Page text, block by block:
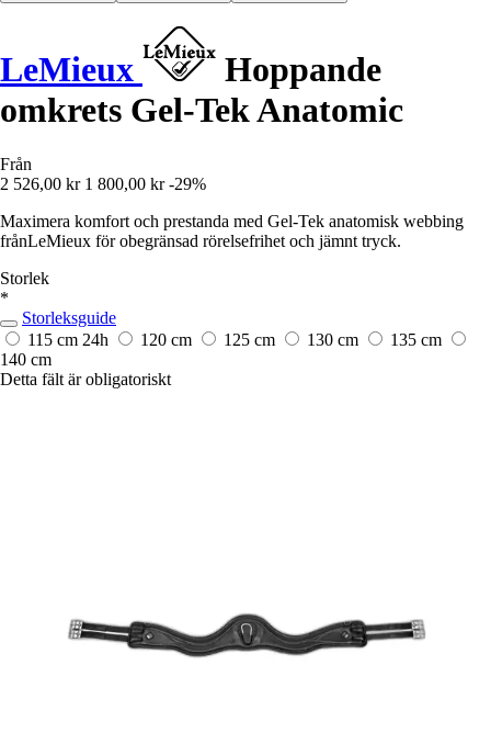
LeMieux
Hoppande
omkrets Gel-Tek Anatomic
Från
2 526,00 kr 1 800,00 kr -29%
Maximera komfort och prestanda med Gel-Tek anatomisk webbing
frånLeMieux för obegränsad rörelsefrihet och jämnt tryck.
Storlek
*
Storleksguide
115 cm 24h 120 cm 125 cm 130 cm
135 cm
140 cm
Detta fält är obligatoriskt